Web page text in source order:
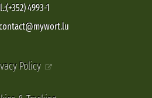
4993-1
Policy